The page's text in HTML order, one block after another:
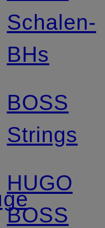
Schalen-
BHs
BOSS
Strings
HUGO
BOSS